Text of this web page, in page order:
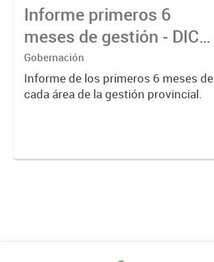
Informe primeros 6
meses de gestión - DIC
23 / JUN 24
Gobernación
Informe de los primeros 6 meses de
cada área de la gestión provincial.